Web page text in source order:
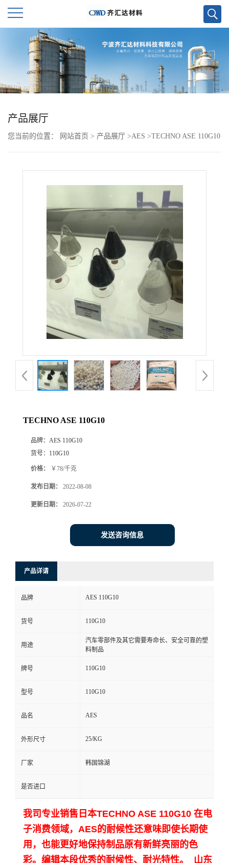
首
页
公
品
厅
系
言
产品展厅
您当前的位置： 网站首页 > 产品展厅 >AES >TECHNO ASE 110G10
TECHNO ASE 110G10
品牌： AES 110G10
货号： 110G10
价格： ￥78/千克
发布日期： 2022-08-08
更新日期： 2026-07-22
发送咨询信息
产品详请
品牌 AES 110G10
货号 110G10
用途
汽车零部件及其它需要寿命长、安全可靠的塑
料制品
牌号 110G10
型号 110G10
品名 AES
外形尺寸 25/KG
厂家 韩国锦湖
是否进口
我司专业销售日本TECHNO ASE 110G10 在电
子消费领域，AES的耐候性还意味即使长期使
用，也能更好地保持制品原有新鲜亮丽的色
彩。编辑本段优秀的耐候性、耐光特性。 山东